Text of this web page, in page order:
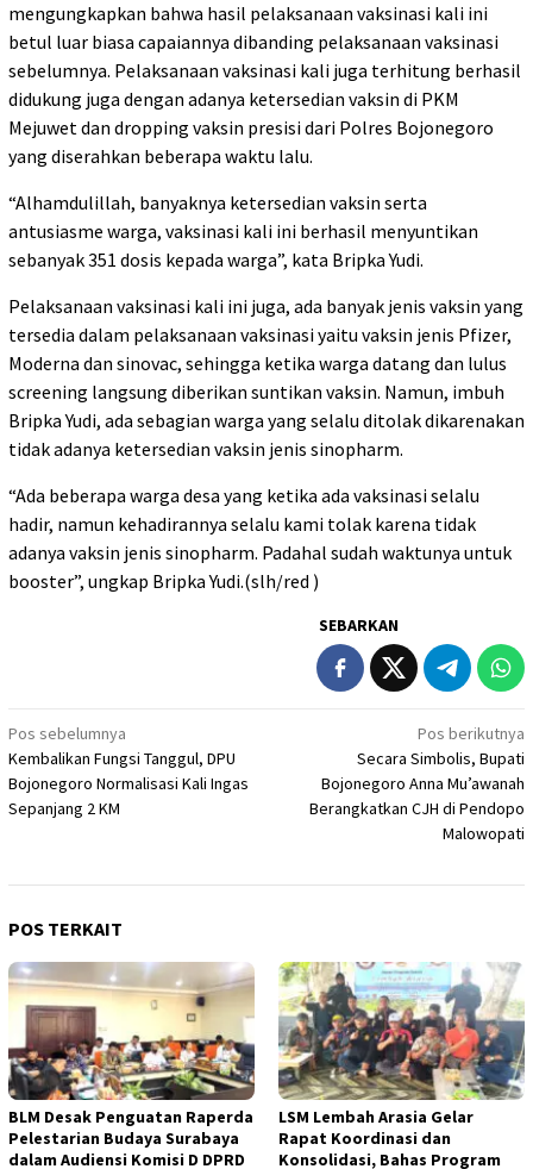
mengungkapkan bahwa hasil pelaksanaan vaksinasi kali ini
betul luar biasa capaiannya dibanding pelaksanaan vaksinasi
sebelumnya. Pelaksanaan vaksinasi kali juga terhitung berhasil
didukung juga dengan adanya ketersedian vaksin di PKM
Mejuwet dan dropping vaksin presisi dari Polres Bojonegoro
yang diserahkan beberapa waktu lalu.
“Alhamdulillah, banyaknya ketersedian vaksin serta
antusiasme warga, vaksinasi kali ini berhasil menyuntikan
sebanyak 351 dosis kepada warga”, kata Bripka Yudi.
Pelaksanaan vaksinasi kali ini juga, ada banyak jenis vaksin yang
tersedia dalam pelaksanaan vaksinasi yaitu vaksin jenis Pfizer,
Moderna dan sinovac, sehingga ketika warga datang dan lulus
screening langsung diberikan suntikan vaksin. Namun, imbuh
Bripka Yudi, ada sebagian warga yang selalu ditolak dikarenakan
tidak adanya ketersedian vaksin jenis sinopharm.
“Ada beberapa warga desa yang ketika ada vaksinasi selalu
hadir, namun kehadirannya selalu kami tolak karena tidak
adanya vaksin jenis sinopharm. Padahal sudah waktunya untuk
booster”, ungkap Bripka Yudi.(slh/red )
SEBARKAN
Navigasi
pos
Pos sebelumnya
Kembalikan Fungsi Tanggul, DPU
Bojonegoro Normalisasi Kali Ingas
Sepanjang 2 KM
Pos berikutnya
Secara Simbolis, Bupati
Bojonegoro Anna Mu’awanah
Berangkatkan CJH di Pendopo
Malowopati
POS TERKAIT
BLM Desak Penguatan Raperda
Pelestarian Budaya Surabaya
dalam Audiensi Komisi D DPRD
LSM Lembah Arasia Gelar
Rapat Koordinasi dan
Konsolidasi, Bahas Program